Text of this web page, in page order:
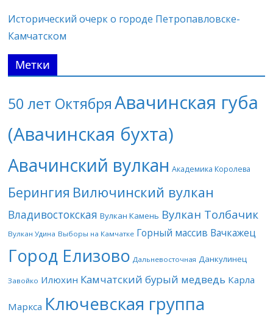
Исторический очерк о городе Петропавловске-
Камчатском
Метки
50 лет Октября Авачинская губа
(Авачинская бухта)
Авачинский вулкан Академика Королева
Берингия Вилючинский вулкан
Владивостокская Вулкан Камень Вулкан Толбачик
Вулкан Удина Выборы на Камчатке Горный массив Вачкажец
Город Елизово Дальневосточная Данкулинец
Завойко Илюхин Камчатский бурый медведь Карла
Маркса Ключевская группа